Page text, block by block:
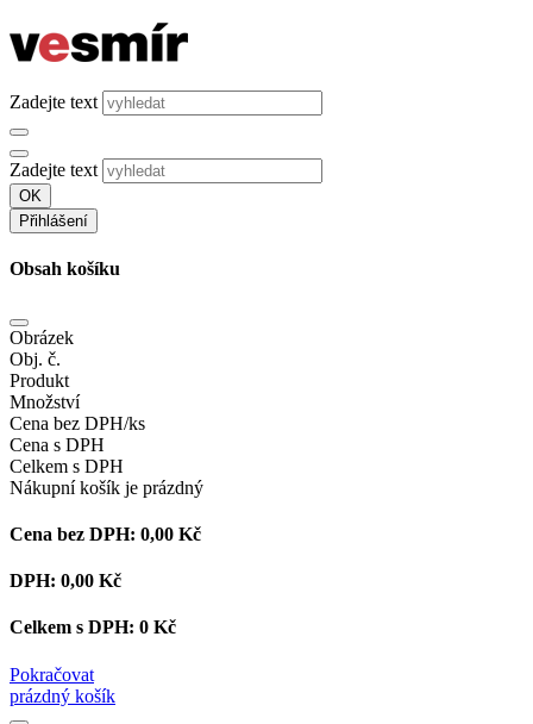
Zadejte text
Zadejte text
OK
Přihlášení
Obsah košíku
Obrázek
Obj. č.
Produkt
Množství
Cena bez DPH/ks
Cena s DPH
Celkem s DPH
Nákupní košík je prázdný
Cena bez DPH: 0,00 Kč
DPH: 0,00 Kč
Celkem s DPH: 0 Kč
Pokračovat
prázdný košík